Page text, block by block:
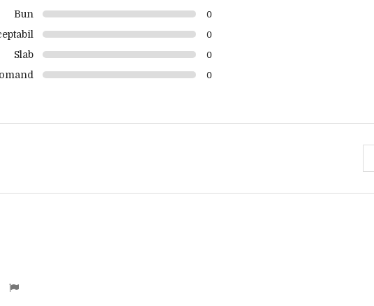
Bun 0
0
Slab 0
0